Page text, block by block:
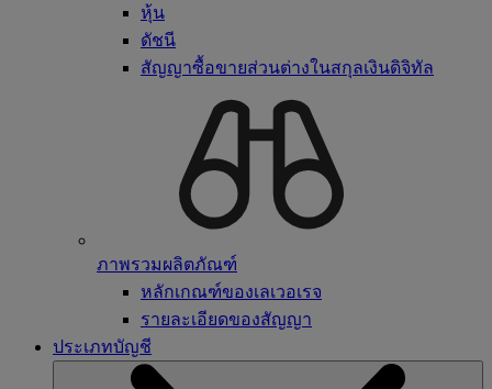
หุ้น
ดัชนี
สัญญาซื้อขายส่วนต่างในสกุลเงินดิจิทัล
ภาพรวมผลิตภัณฑ์
หลักเกณฑ์ของเลเวอเรจ
รายละเอียดของสัญญา
ประเภทบัญชี